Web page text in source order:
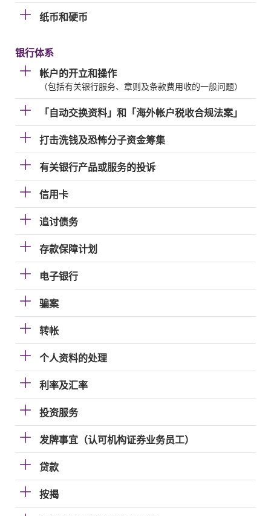
纸币和硬币
银行体系
帐户的开立和操作
（包括有关银行服务、章则及条款费用收的一般问题）
「自动交换资料」和「海外帐户税收合规法案」
打击洗钱及恐怖分子资金筹集
有关银行产品或服务的投诉
信用卡
追讨债务
存款保障计划
电子银行
骗案
转帐
个人资料的处理
利率及汇率
投资服务
发牌事宜（认可机构证券业务员工）
贷款
按揭